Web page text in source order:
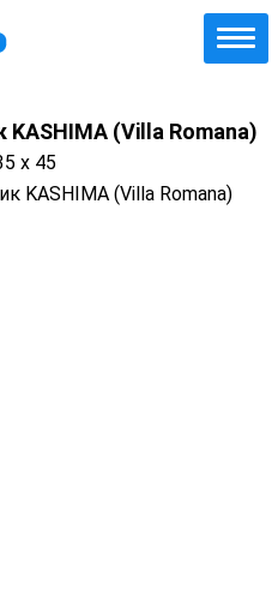
(Villa Romana)
x 45